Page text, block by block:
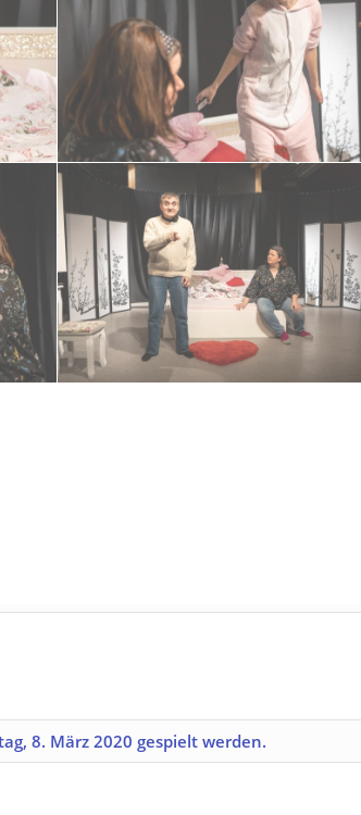
8. März 2020 gespielt werden.